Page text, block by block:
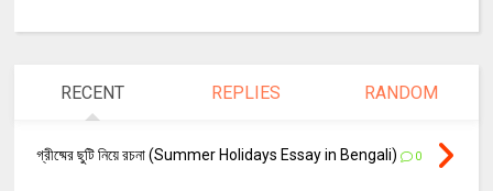
RECENT REPLIES RANDOM
গ্রীষ্মের ছুটি নিয়ে রচনা (Summer Holidays Essay in Bengali) 0